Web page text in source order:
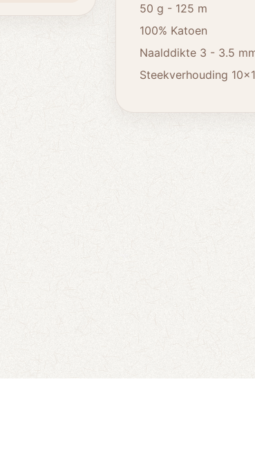
50 g - 125 m
100% Katoen
Naalddikte 3 - 3.5
Steekverhouding